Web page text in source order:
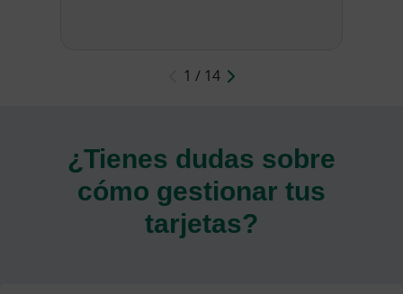
1 / 14
¿Tienes dudas sobre
cómo gestionar tus
tarjetas?